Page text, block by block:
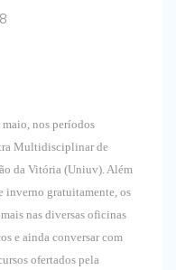
nos períodos
Multidisciplinar de
da Vitória (Uniuv). Além
inverno gratuitamente, os
nas diversas oficinas
e ainda conversar com
ofertados pela